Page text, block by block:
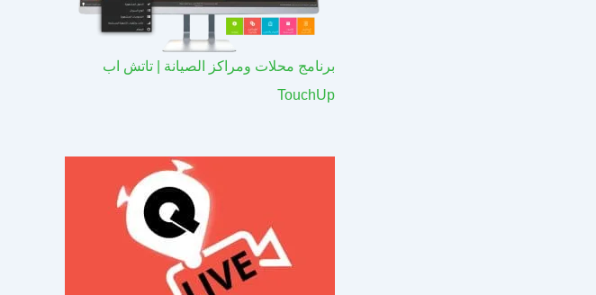
برنامج محلات ومراكز الصيانة | تاتش اب
TouchUp